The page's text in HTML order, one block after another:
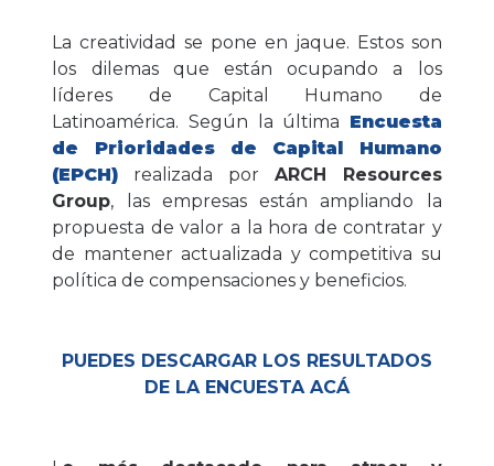
La creatividad se pone en jaque. Estos son
los dilemas que están ocupando a los
líderes de Capital Humano de
Latinoamérica. Según la última Encuesta
de Prioridades de Capital Humano
(EPCH) realizada por ARCH Resources
Group, las empresas están ampliando la
propuesta de valor a la hora de contratar y
de mantener actualizada y competitiva su
política de compensaciones y beneficios.
PUEDES DESCARGAR LOS RESULTADOS
DE LA ENCUESTA ACÁ